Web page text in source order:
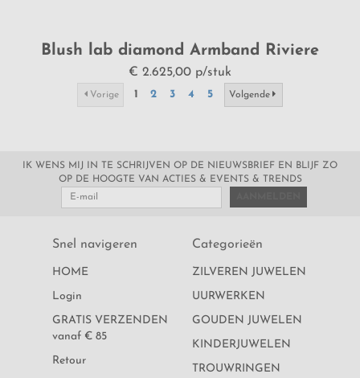
Blush lab diamond Armband Riviere
LG2008Y
€ 2.625,00 p/stuk
Vorige 1 2 3 4 5 Volgende
IK WENS MIJ IN TE SCHRIJVEN OP DE NIEUWSBRIEF EN BLIJF ZO
OP DE HOOGTE VAN ACTIES & EVENTS & TRENDS
Snel navigeren
HOME
Login
GRATIS VERZENDEN
vanaf € 85
Retour
Categorieën
ZILVEREN JUWELEN
UURWERKEN
GOUDEN JUWELEN
KINDERJUWELEN
TROUWRINGEN